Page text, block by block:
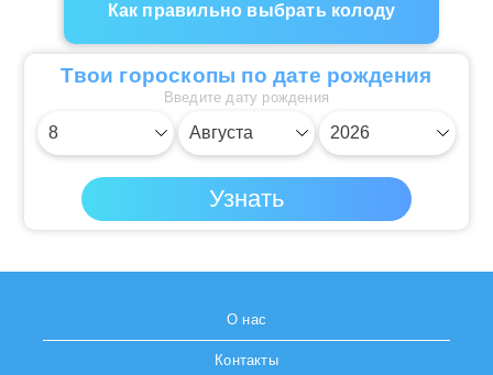
Как правильно выбрать колоду
Твои гороскопы по дате рождения
Введите дату рождения
О нас
Контакты